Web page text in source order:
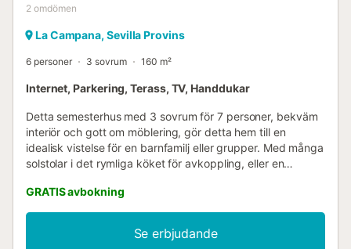
2 omdömen
La Campana, Sevilla Provins
6 personer 3 sovrum 160 m²
Internet, Parkering, Terass, TV, Handdukar
Detta semesterhus med 3 sovrum för 7 personer, bekväm
interiör och gott om möblering, gör detta hem till en
idealisk vistelse för en barnfamilj eller grupper. Med många
solstolar i det rymliga köket för avkoppling, eller en
utsikten och den friska brisen, välkomnar detta hem alla.
De närmaste restaurangerna ligger ett stenkast bort,
medan livsmedelsbutiker ligger 0,6 km bort, så gå ut för
lunch eller fyll på ditt skafferi. Bevittna fantastiska matcher
GRATIS avbokning
Se erbjudande